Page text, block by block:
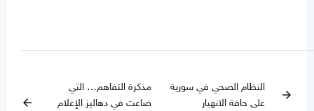
arrow_forward
النظام الصحي في سورية
على حافة الانهيار
مذكرة التفاهم… التي
ضاعت في دهاليز الإعلام
arrow_back